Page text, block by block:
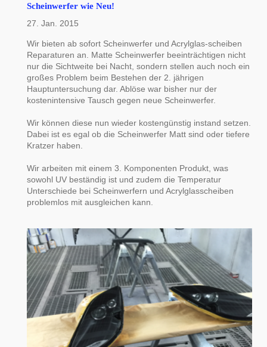
Scheinwerfer wie Neu!
27. Jan. 2015
Wir bieten ab sofort Scheinwerfer und Acrylglas-scheiben
Reparaturen an. Matte Scheinwerfer beeinträchtigen nicht
nur die Sichtweite bei Nacht, sondern stellen auch noch ein
großes Problem beim Bestehen der 2. jährigen
Hauptuntersuchung dar. Ablöse war bisher nur der
kostenintensive Tausch gegen neue Scheinwerfer.
Wir können diese nun wieder kostengünstig instand setzen.
Dabei ist es egal ob die Scheinwerfer Matt sind oder tiefere
Kratzer haben.
Wir arbeiten mit einem 3. Komponenten Produkt, was
sowohl UV beständig ist und zudem die Temperatur
Unterschiede bei Scheinwerfern und Acrylglasscheiben
problemlos mit ausgleichen kann.